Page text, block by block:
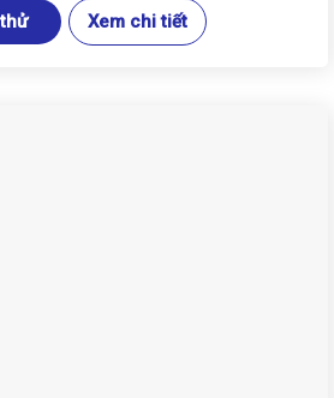
1.000.000₫.là:
700.000₫.
Xem chi tiết